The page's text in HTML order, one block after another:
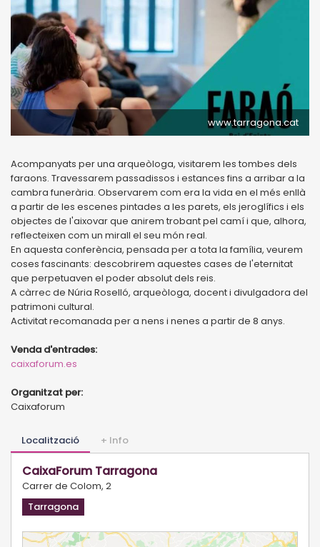
www.tarragona.cat
Acompanyats per una arqueòloga, visitarem les tombes dels
faraons. Travessarem passadissos i estances fins a arribar a la
cambra funerària. Observarem com era la vida en el més enllà
a partir de les escenes pintades a les parets, els jeroglífics i els
objectes de l'aixovar que anirem trobant pel camí i que, alhora,
reflecteixen com un mirall el seu món real.
En aquesta conferència, pensada per a tota la família, veurem
coses fascinants: descobrirem aquestes cases de l'eternitat
que perpetuaven el poder absolut dels reis.
A càrrec de Núria Roselló, arqueòloga, docent i divulgadora del
patrimoni cultural.
Activitat recomanada per a nens i nenes a partir de 8 anys.
Venda d'entrades:
caixaforum.es
Organitzat per:
Caixaforum
Localització + Info
CaixaForum Tarragona
Carrer de Colom, 2
Tarragona